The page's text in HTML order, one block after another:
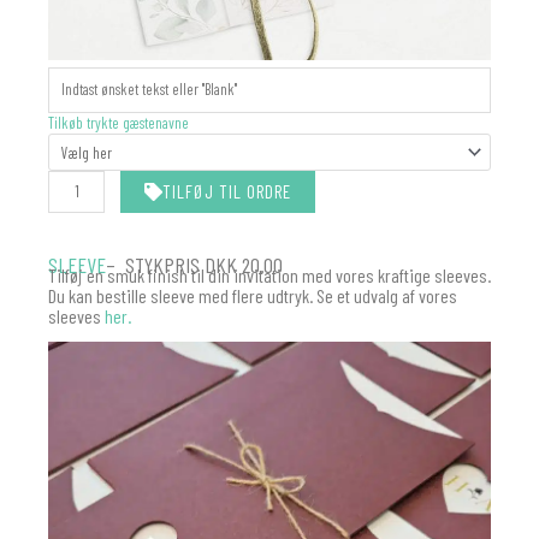
Tilkøb trykte gæstenavne
MANILLAMÆRKER
MATCHER
DIN
INVITATION
antal
TILFØJ TIL ORDRE
SLEEVE– STYKPRIS DKK 20.00
Tilføj en smuk finish til din invitation med vores kraftige sleeves.
Du kan bestille sleeve med flere udtryk. Se et udvalg af vores
sleeves her.